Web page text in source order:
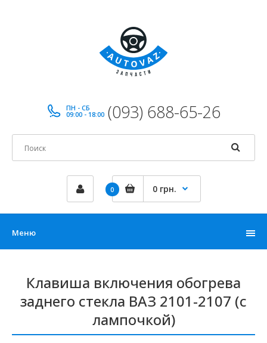
ПН - СБ
09:00 - 18:00 (093) 688-65-26
0 0 грн.
Меню
Клавиша включения обогрева
заднего стекла ВАЗ 2101-2107 (с
лампочкой)